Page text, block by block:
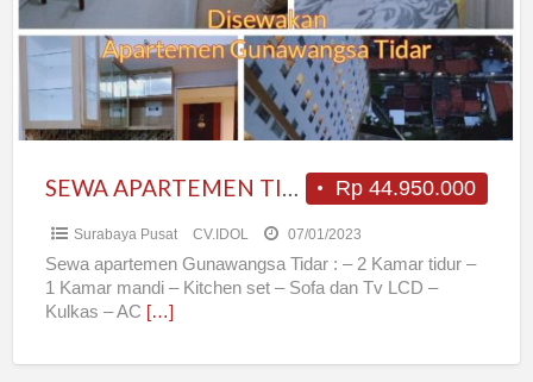
Rp 44.950.000
SEWA APARTEMEN TIDAR SURABAYA
Surabaya Pusat CV.IDOL 07/01/2023
Sewa apartemen Gunawangsa Tidar : – 2 Kamar tidur –
1 Kamar mandi – Kitchen set – Sofa dan Tv LCD –
Kulkas – AC […]